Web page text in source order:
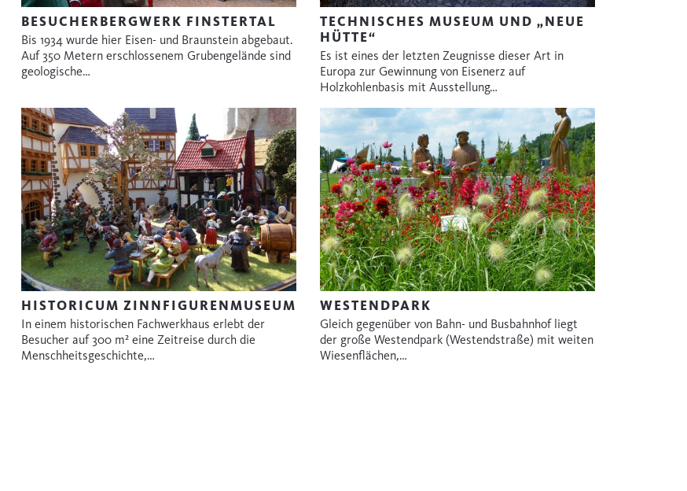
BESUCHERBERGWERK FINSTERTAL
Bis 1934 wurde hier Eisen- und Braunstein abgebaut.
Auf 350 Metern erschlossenem Grubengelände sind
geologische…
TECHNISCHES MUSEUM UND „NEUE
HÜTTE“
Es ist eines der letzten Zeugnisse dieser Art in
Europa zur Gewinnung von Eisenerz auf
Holzkohlenbasis mit Ausstellung…
HISTORICUM ZINNFIGURENMUSEUM
In einem historischen Fachwerkhaus erlebt der
Besucher auf 300 m² eine Zeitreise durch die
Menschheitsgeschichte,…
WESTENDPARK
Gleich gegenüber von Bahn- und Busbahnhof liegt
der große Westendpark (Westendstraße) mit weiten
Wiesenflächen,…